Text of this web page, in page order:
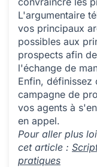
L'argumentaire
vos principaux
possibles aux
prospects afin
l'échange de
Enfin,
campagne de
vos agents à
en appel.
Pour aller plus
cet article :
pratiques